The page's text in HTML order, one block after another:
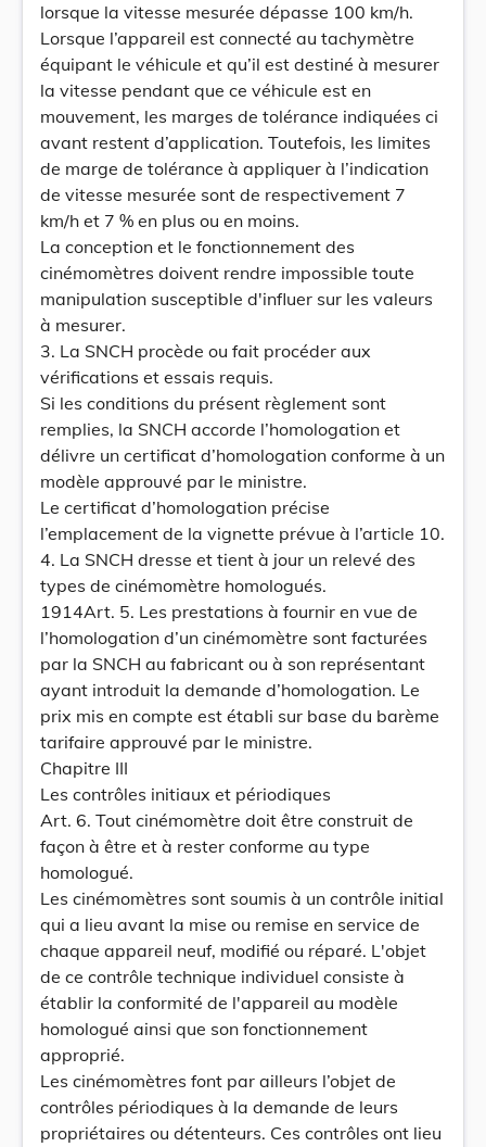
lorsque la vitesse mesurée dépasse 100 km/h.
Lorsque l’appareil est connecté au tachymètre
équipant le véhicule et qu’il est destiné à mesurer
la vitesse pendant que ce véhicule est en
mouvement, les marges de tolérance indiquées ci
avant restent d’application. Toutefois, les limites
de marge de tolérance à appliquer à l’indication
de vitesse mesurée sont de respectivement 7
km/h et 7 % en plus ou en moins.
La conception et le fonctionnement des
cinémomètres doivent rendre impossible toute
manipulation susceptible d'influer sur les valeurs
à mesurer.
3. La SNCH procède ou fait procéder aux
vérifications et essais requis.
Si les conditions du présent règlement sont
remplies, la SNCH accorde l’homologation et
délivre un certificat d’homologation conforme à un
modèle approuvé par le ministre.
Le certificat d’homologation précise
l’emplacement de la vignette prévue à l’article 10.
4. La SNCH dresse et tient à jour un relevé des
types de cinémomètre homologués.
1914Art. 5. Les prestations à fournir en vue de
l’homologation d’un cinémomètre sont facturées
par la SNCH au fabricant ou à son représentant
ayant introduit la demande d’homologation. Le
prix mis en compte est établi sur base du barème
tarifaire approuvé par le ministre.
Chapitre III
Les contrôles initiaux et périodiques
Art. 6. Tout cinémomètre doit être construit de
façon à être et à rester conforme au type
homologué.
Les cinémomètres sont soumis à un contrôle initial
qui a lieu avant la mise ou remise en service de
chaque appareil neuf, modifié ou réparé. L'objet
de ce contrôle technique individuel consiste à
établir la conformité de l'appareil au modèle
homologué ainsi que son fonctionnement
approprié.
Les cinémomètres font par ailleurs l’objet de
contrôles périodiques à la demande de leurs
propriétaires ou détenteurs. Ces contrôles ont lieu